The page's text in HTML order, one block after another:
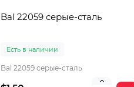
Bal 22059 серые-сталь
Есть в наличии
Bal 22059 серые-сталь